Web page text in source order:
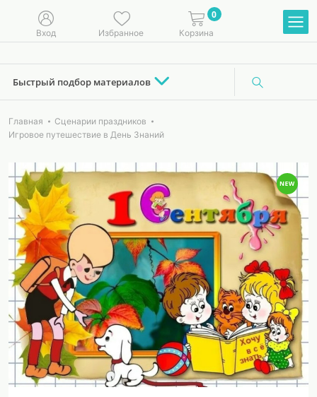
Вход Избранное
0
Корзина
Быстрый подбор материалов
Главная
Сценарии праздников
Игровое путешествие в День Знаний